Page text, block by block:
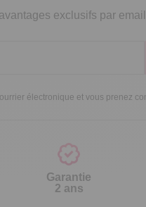
exclusifs par email
électronique et vous prenez
Garantie
2 ans